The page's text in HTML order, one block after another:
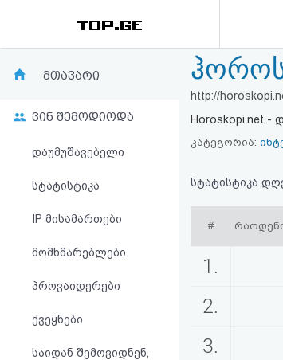
რეიტინგი
კითხვა-
პასუხი
ავტორიზაცია
რეგისტრაცია
მთავარი
ვინ შემოდიოდა
დაუმუშავებელი
სტატისტიკა
IP მისამართები
მომხმარებლები
პროვაიდერები
ქვეყნები
საიდან შემოვიდნენ,
http://
Horoskopi.net
კატეგორია:
სტატისტიკა
#
1.
2.
3.